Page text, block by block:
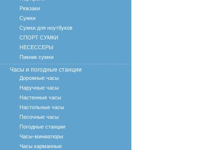
Рюкзаки
Сумки
Сумки для ноутбуков
СПОРТ СУМКИ
НЕСЕССЕРЫ
Пикник сумки
Часы и погодные станции
Дорожные часы
Наручные часы
Настенные часы
Настольные часы
Песочные часы
Погодные станции
Часы-миниатюры
Часы карманные